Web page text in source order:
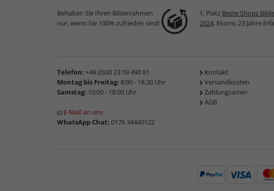
Behalten Sie Ihren Bilderrahmen
nur, wenn Sie 100% zufrieden sind!
1. Platz Beste Shops
2024, Ekomi, 23 Jahre
Telefon: +49 (0)30 23 59 490 81
Montag bis Freitag: 8:00 - 18:30 Uhr
Samstag: 10:00 - 18:00 Uhr
E-Mail an uns
WhatsApp Chat: 0176 34440122
Kontakt
Versandkosten
Zahlungsarten
AGB